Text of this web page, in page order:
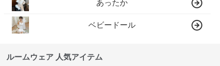
あったか
ベビードール
ルームウェア 人気アイテム